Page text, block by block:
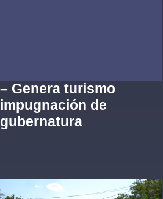
– Genera turismo
impugnación de
gubernatura